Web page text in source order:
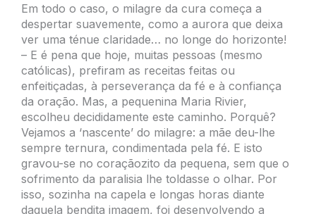
Em todo o caso, o milagre da cura começa a
despertar suavemente, como a aurora que deixa
ver uma ténue claridade… no longe do horizonte!
– E é pena que hoje, muitas pessoas (mesmo
católicas), prefiram as receitas feitas ou
enfeitiçadas, à perseverança da fé e à confiança
da oração. Mas, a pequenina Maria Rivier,
escolheu decididamente este caminho. Porquê?
Vejamos a ‘nascente’ do milagre: a mãe deu-lhe
sempre ternura, condimentada pela fé. E isto
gravou-se no coraçãozito da pequena, sem que o
sofrimento da paralisia lhe toldasse o olhar. Por
isso, sozinha na capela e longas horas diante
daquela bendita imagem, foi desenvolvendo a